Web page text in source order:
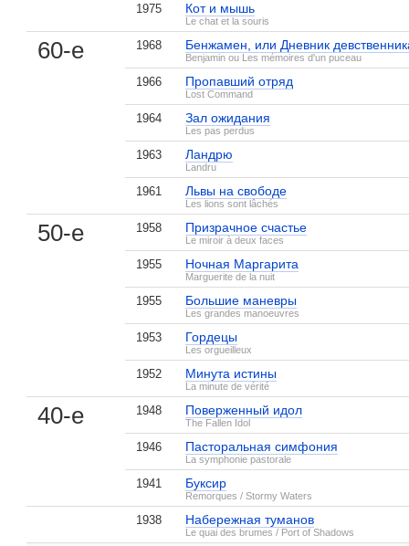
1975 Кот и мышь
Le chat et la souris
60-е 1968 Бенжамен, или Дневник
Benjamin ou Les mémoires d'un puceau
1966 Пропавший отряд
Lost Command
1964 Зал ожидания
Les pas perdus
1963 Ландрю
Landru
1961 Львы на свободе
Les lions sont lâchés
50-е 1958 Призрачное счастье
Le miroir à deux faces
1955 Ночная Маргарита
Marguerite de la nuit
1955 Большие маневры
Les grandes manoeuvres
1953 Гордецы
Les orgueilleux
1952 Минута истины
La minute de vérité
40-е 1948 Поверженный идол
The Fallen Idol
1946 Пасторальная симфония
La symphonie pastorale
1941 Буксир
Remorques / Stormy Waters
1938 Набережная туманов
Le quai des brumes / Port of Shadows
Мишель Морган на IMDB.com
, поделитесь своим мнением